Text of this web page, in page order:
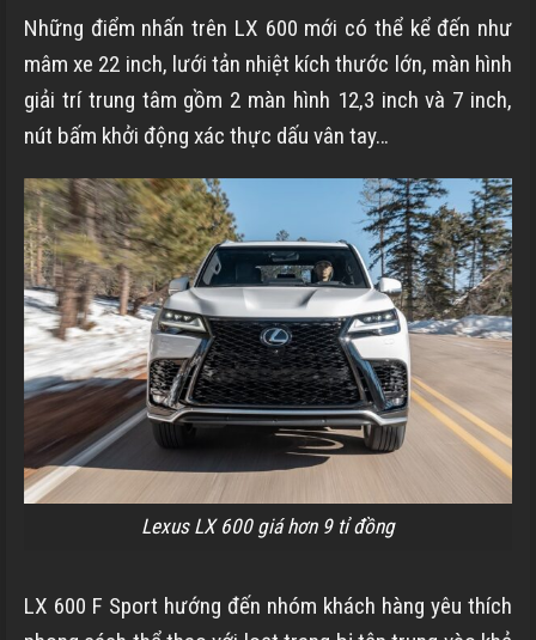
Những điểm nhấn trên LX 600 mới có thể kể đến như
mâm xe 22 inch, lưới tản nhiệt kích thước lớn, màn hình
giải trí trung tâm gồm 2 màn hình 12,3 inch và 7 inch,
nút bấm khởi động xác thực dấu vân tay…
Lexus LX 600 giá hơn 9 tỉ đồng
LX 600 F Sport hướng đến nhóm khách hàng yêu thích